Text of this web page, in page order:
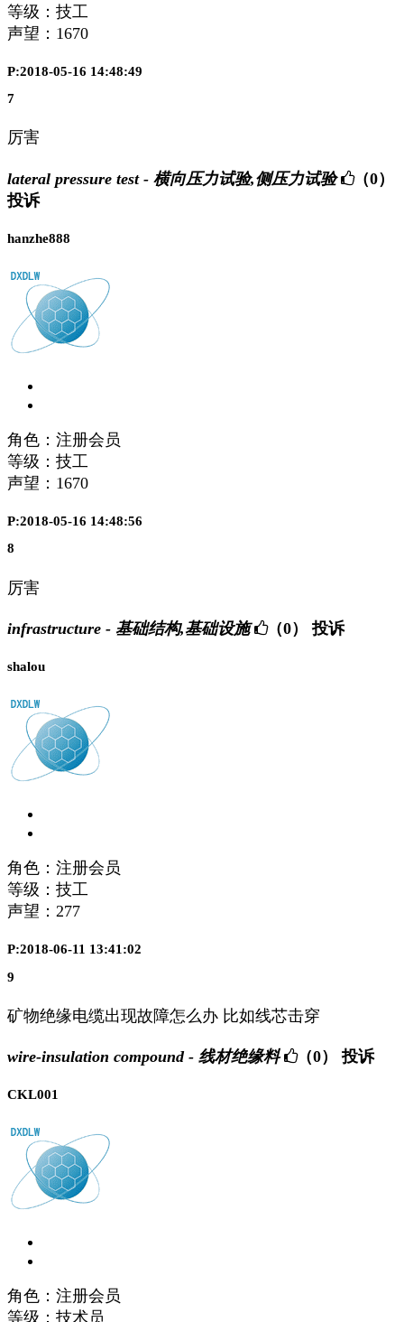
等级：技工
声望： 1670
P:2018-05-16 14:48:49
7
厉害
lateral pressure test - 横向压力试验,侧压力试验
（0）
投诉
hanzhe888
角色：注册会员
等级：技工
声望： 1670
P:2018-05-16 14:48:56
8
厉害
infrastructure - 基础结构,基础设施 （0） 投诉
shalou
角色：注册会员
等级：技工
声望： 277
P:2018-06-11 13:41:02
9
矿物绝缘电缆出现故障怎么办 比如线芯击穿
wire-insulation compound - 线材绝缘料 （0） 投诉
CKL001
角色：注册会员
等级：技术员